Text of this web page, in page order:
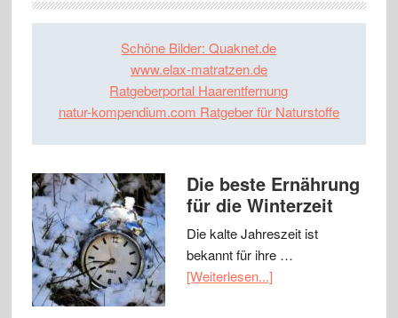
Schöne Bilder: Quaknet.de
www.elax-matratzen.de
Ratgeberportal Haarentfernung
natur-kompendium.com Ratgeber für Naturstoffe
Die beste Ernährung
für die Winterzeit
Die kalte Jahreszeit ist
bekannt für ihre …
[Weiterlesen...]